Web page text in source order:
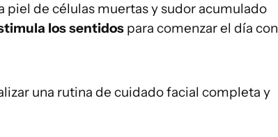
piel de células muertas y sudor acumulado
los sentidos para comenzar el día con
una rutina de cuidado facial completa y